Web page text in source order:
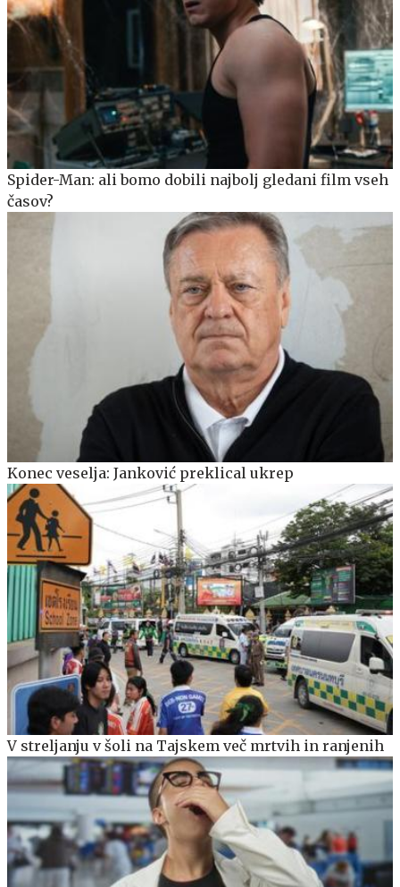
Spider-Man: ali bomo dobili najbolj gledani film vseh
časov?
Konec veselja: Janković preklical ukrep
V streljanju v šoli na Tajskem več mrtvih in ranjenih